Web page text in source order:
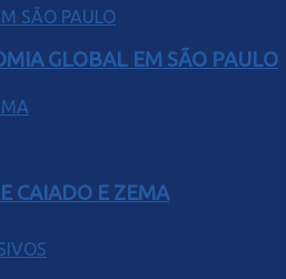
CAIADO E ZEMA
GLOBAL EM SÃO PAULO